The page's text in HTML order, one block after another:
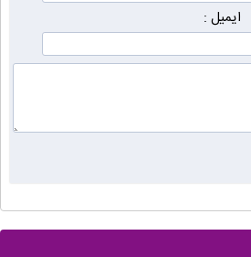
ایمیل :